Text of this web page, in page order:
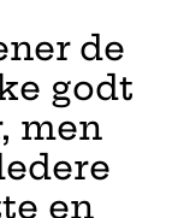
de
godt
men
en